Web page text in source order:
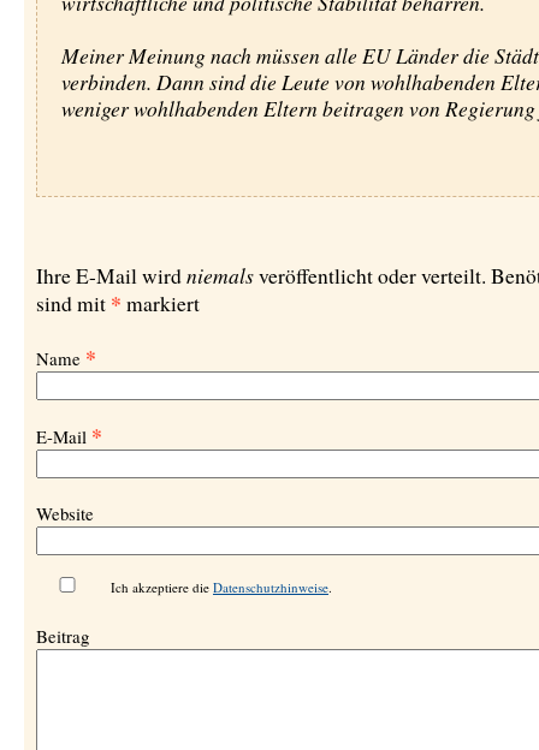
Meiner Meinung nach müssen alle EU Länder die
verbinden. Dann sind die Leute von wohlhabenden
weniger wohlhabenden Eltern beitragen von
Ihre E-Mail wirdniemalsveröffentlicht oder verteilt.
sind mit * markiert
Name *
E-Mail *
Website
Ich akzeptiere die Datenschutzhinweise.
Beitrag